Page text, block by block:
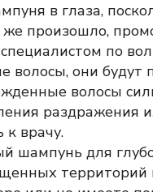
в глаза,
же произошло,
по
волосы, они
волосы
раздражения
к врачу.
шампунь для
территорий